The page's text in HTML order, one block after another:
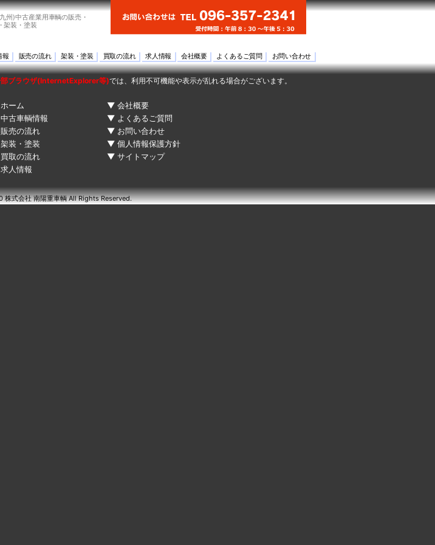
州)中古産業用車輌の販売・
架装・塗装
報 販売の流れ 架装・塗装 買取の流れ 求人情報 会社概要 よくあるご質問 お問い合わせ
ブラウザ(InternetExplorer等)では、利用不可機能や表示が乱れる場合がございます。
ホーム
中古車輌情報
販売の流れ
架装・塗装
買取の流れ
求人情報
会社概要
よくあるご質問
お問い合わせ
個人情報保護方針
サイトマップ
式会社 南陽重車輌 All Rights Reserved.